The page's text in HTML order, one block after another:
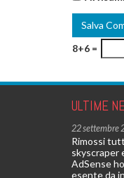
8+6 =
ULTIME
22 settembre
Rimossi
skyscraper
AdSense
esente da